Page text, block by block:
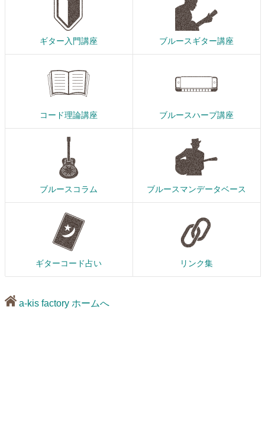
ギター入門講座 ブルースギター講座
コード理論講座 ブルースハープ講座
ブルースコラム ブルースマンデータベース
ギターコード占い リンク集
a-kis factory ホームへ